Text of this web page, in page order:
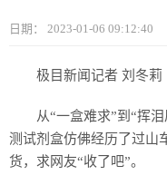
日期： 2023-01-06 09:12:40
极目新闻记者 刘冬莉
从“一盒难求”到“挥
测试剂盒仿佛经历了过山
货，求网友“收了吧”。